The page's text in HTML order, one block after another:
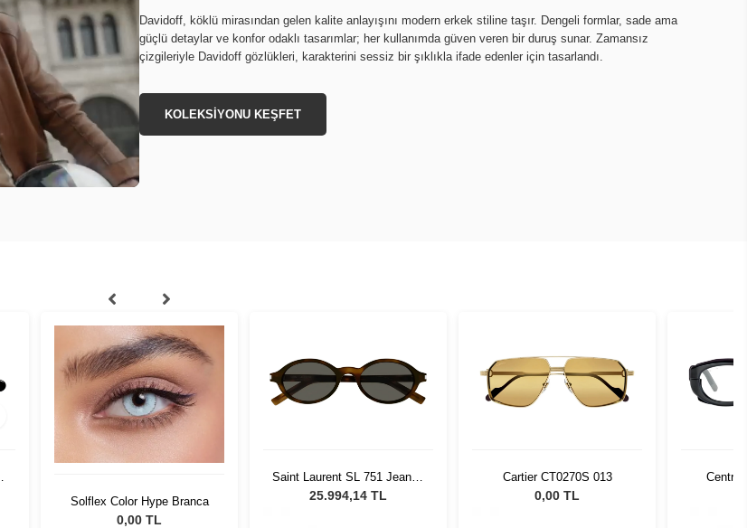
Davidoff, köklü mirasından gelen kalite anlayışını modern erkek stiline taşır. Dengeli formlar, sade ama
güçlü detaylar ve konfor odaklı tasarımlar; her kullanımda güven veren bir duruş sunar. Zamansız
çizgileriyle Davidoff gözlükleri, karakterini sessiz bir şıklıkla ifade edenler için tasarlandı.
KOLEKSİYONU KEŞFET
Solflex Color Hype Branca
0,00 TL
Saint Laurent SL 751 Jeanne
003
25.994,14 TL
Cartier CT0270S 013
0,00 TL
Centro